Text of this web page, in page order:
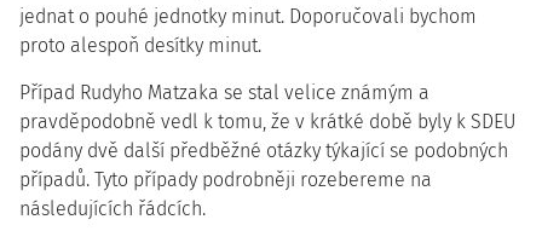
jednat o pouhé jednotky minut. Doporučovali bychom
proto alespoň desítky minut.
Případ Rudyho Matzaka se stal velice známým a
pravděpodobně vedl k tomu, že v krátké době byly k SDEU
podány dvě další předběžné otázky týkající se podobných
případů. Tyto případy podrobněji rozebereme na
následujících řádcích.